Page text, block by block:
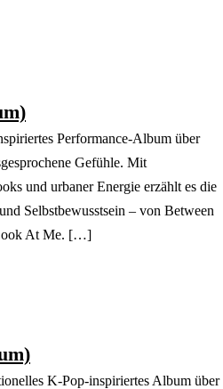
Performance-Album über
Gefühle. Mit
und urbaner Energie erzählt es die
Selbstbewusstsein – von Between
At Me. […]
K-Pop-inspiriertes Album über